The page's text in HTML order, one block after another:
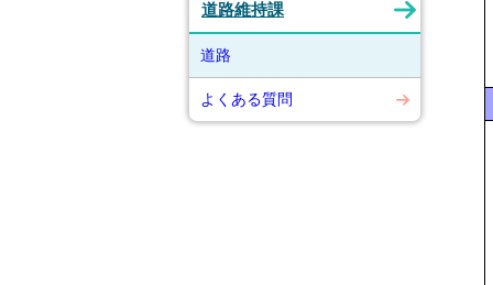
道路維持課
道路
よくある質問